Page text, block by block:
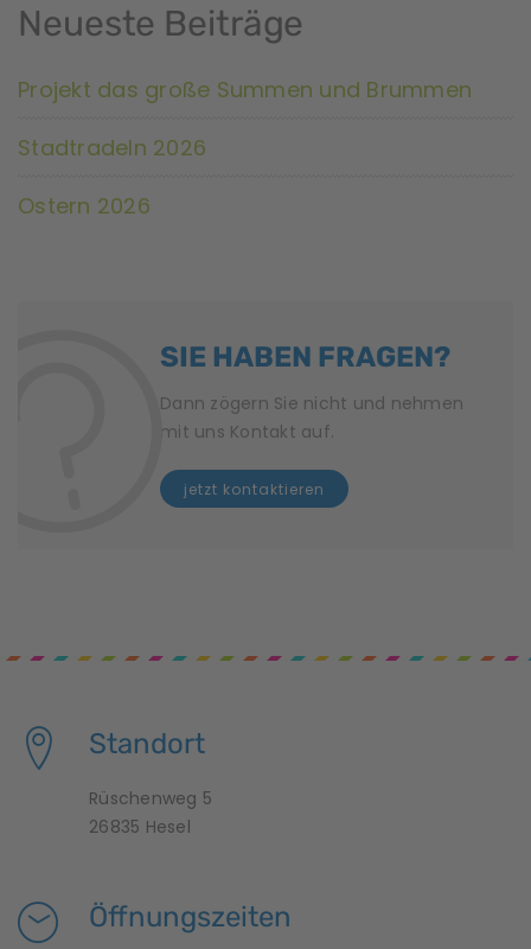
Neueste Beiträge
Projekt das große Summen und Brummen
Stadtradeln 2026
Ostern 2026
SIE HABEN FRAGEN?
Dann zögern Sie nicht und nehmen
mit uns Kontakt auf.
jetzt kontaktieren
Standort
Rüschenweg 5
26835 Hesel
Öffnungszeiten